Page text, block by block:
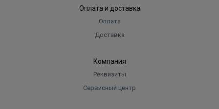
Оплата и доставка
Оплата
Доставка
Компания
Реквизиты
Сервисный центр